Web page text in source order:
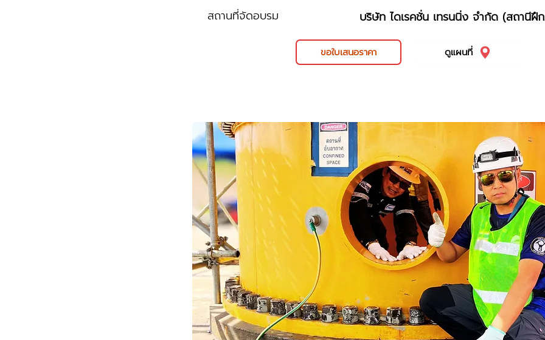
สถานที่จัดอบรม
บริษัท ไดเรคชั่น เทรนนิ่ง จำกัด (สถานีฝึ
ขอใบเสนอราคา ดูแผนที่